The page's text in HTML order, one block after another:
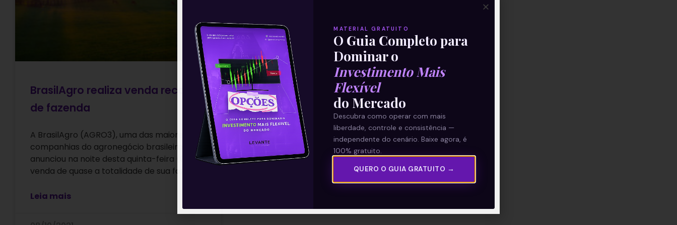
BrasilAgro realiza venda recorde
de fazenda
A BrasilAgro (AGRO3), uma das maiores
companhias do agronegócio brasileiro,
anunciou na noite desta quinta-feira (07) a
venda de quase a totalidade de sua fazenda
Leia mais
MATERIAL GRATUITO
O Guia Completo para
Dominar o
Investimento Mais
Flexível
do Mercado
Descubra como operar com mais
liberdade, controle e consistência —
independente do cenário. Baixe agora, é
100% gratuito.
QUERO O GUIA GRATUITO →